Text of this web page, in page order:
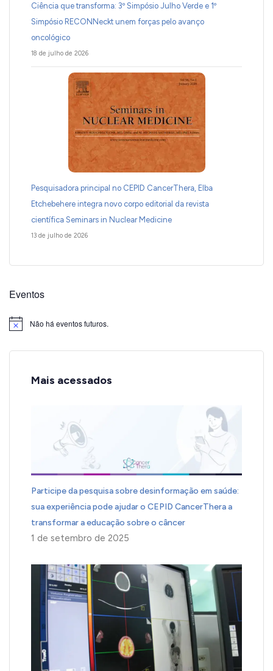
Ciência que transforma: 3º Simpósio Julho Verde e 1º
Simpósio RECONNeckt unem forças pelo avanço
oncológico
18 de julho de 2026
Pesquisadora principal no CEPID CancerThera, Elba
Etchebehere integra novo corpo editorial da revista
científica Seminars in Nuclear Medicine
13 de julho de 2026
Eventos
Notice Não há eventos futuros.
Mais acessados
Participe da pesquisa sobre desinformação em saúde:
sua experiência pode ajudar o CEPID CancerThera a
transformar a educação sobre o câncer
1 de setembro de 2025